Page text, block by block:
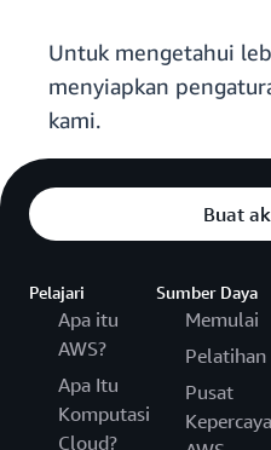
Untuk mengetahui
menyiapkan
kami.
Buat
Pelajari
Apa itu
AWS?
Apa Itu
Komputasi
Cloud?
Sumber Daya
Memulai
Pelatihan
Pusat